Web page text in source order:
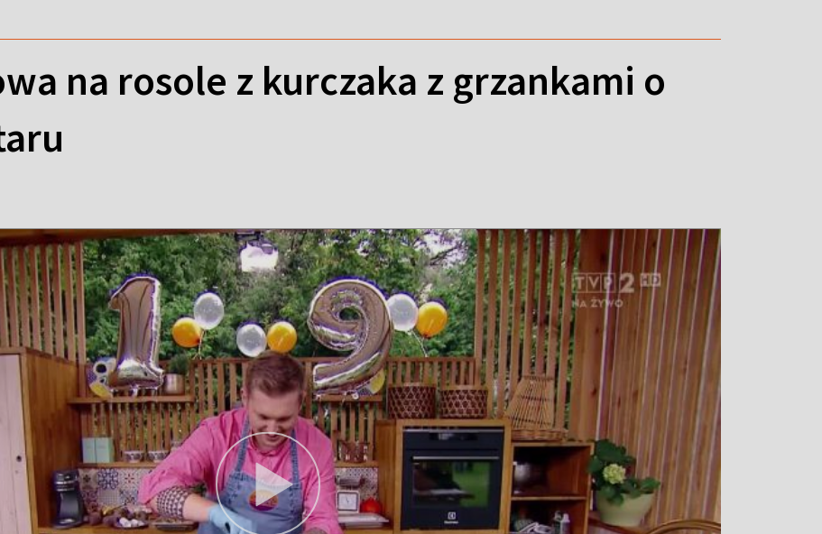
na rosole z kurczaka z grzankami o